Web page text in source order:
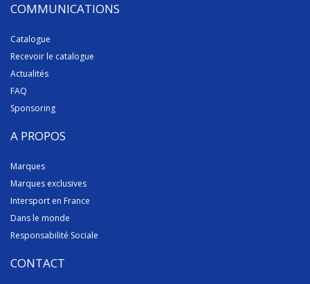
COMMUNICATIONS
Catalogue
Recevoir le catalogue
Actualités
FAQ
Sponsoring
A PROPOS
Marques
Marques exclusives
Intersport en France
Dans le monde
Responsabilité Sociale
CONTACT